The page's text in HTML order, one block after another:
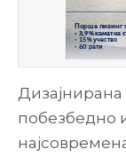
побезбедно